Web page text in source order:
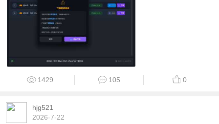
1429 105 0
hjg521
2026-7-22